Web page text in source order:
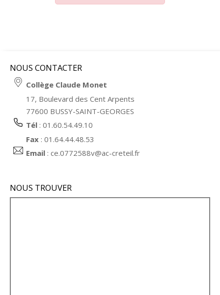
NOUS CONTACTER
Collège Claude Monet
17, Boulevard des Cent Arpents
77600 BUSSY-SAINT-GEORGES
Tél : 01.60.54.49.10
Fax : 01.64.44.48.53
Email :ce.0772588v@ac-creteil.fr
NOUS TROUVER